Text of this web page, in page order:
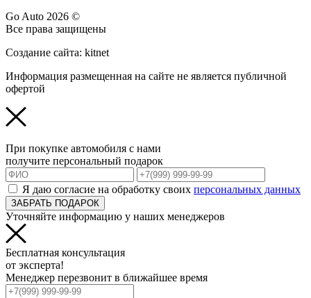
Go Auto 2026 ©
Все права защищены
Создание сайта: kitnet
Информация размещенная на сайте не является публичной
офертой
При покупке автомобиля с нами
получите персональный подарок
Я даю согласие на обработку своих персональных данных
ЗАБРАТЬ ПОДАРОК
Уточняйте информацию у наших менеджеров
Бесплатная консультация
от эксперта!
Менеджер перезвонит в ближайшее время